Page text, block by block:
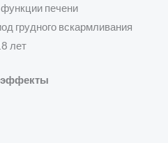
печени
грудного вскармливания
лет